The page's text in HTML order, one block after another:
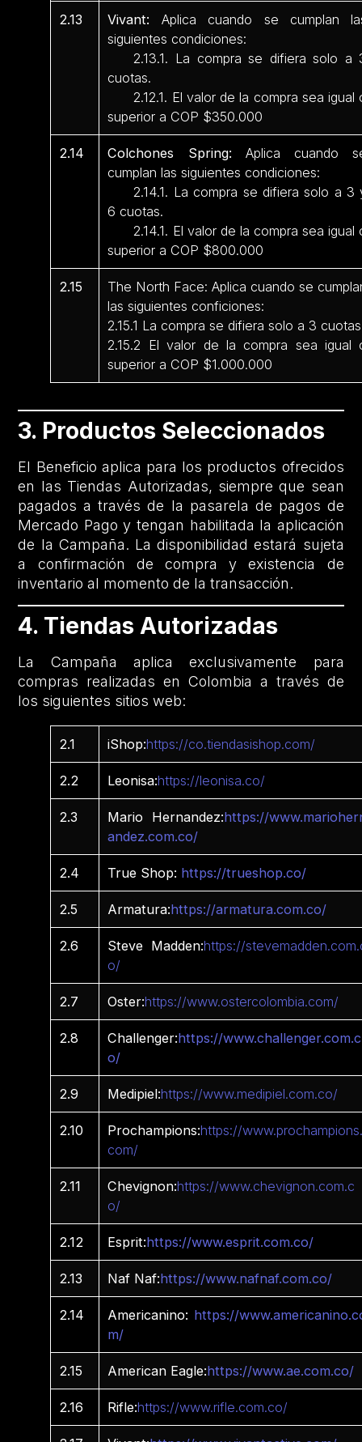
2.13 Vivant: Aplica cuando se cumplan
siguientes condiciones:
2.13.1. La compra se difiera solo a
cuotas.
2.12.1. El valor de la compra sea igual
superior a COP $350.000
2.14 Colchones Spring: Aplica cuando
cumplan las siguientes condiciones:
2.14.1. La compra se difiera solo a 3
6 cuotas.
2.14.1. El valor de la compra sea igual
superior a COP $800.000
2.15
The North Face: Aplica cuando se
las siguientes conficiones:
2.15.1 La compra se difiera solo a 3
2.15.2 El valor de la compra sea igual
superior a COP $1.000.000
3. Productos Seleccionados
El Beneficio aplica para los productos ofrecidos
en las Tiendas Autorizadas, siempre que sean
pagados a través de la pasarela de pagos de
Mercado Pago y tengan habilitada la aplicación
de la Campaña. La disponibilidad estará sujeta
a confirmación de compra y existencia de
inventario al momento de la transacción.
4. Tiendas Autorizadas
La Campaña aplica exclusivamente para
compras realizadas en Colombia a través de
los siguientes sitios web:
2.1 iShop:https://co.tiendasishop.com/
2.2 Leonisa:https://leonisa.co/
2.3 Mario Hernandez:https://
andez.com.co/
2.4 True Shop: https://trueshop.co/
2.5 Armatura:https://armatura.com.co/
2.6 Steve Madden:https://
o/
2.7 Oster:https://www.ostercolombia.com/
2.8 Challenger:https://www.challenger.com.c
o/
2.9 Medipiel:https://www.medipiel.com.co/
2.10 Prochampions:https://
com/
2.11 Chevignon:https://www.chevignon.com.c
o/
2.12 Esprit:https://www.esprit.com.co/
2.13 Naf Naf:https://www.nafnaf.com.co/
2.14 Americanino: https://
m/
2.15 American Eagle:https://www.ae.com.co/
2.16 Rifle:https://www.rifle.com.co/